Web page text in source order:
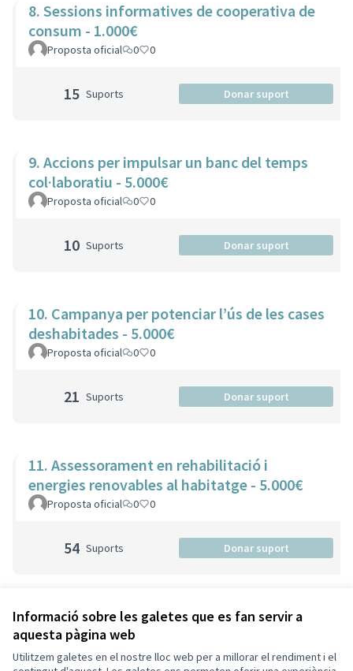
Informació sobre les galetes que es fan servir a
aquesta pàgina web
Utilitzem galetes en el nostre lloc web per a millorar el rendiment i el
8. Sessions informatives de cooperativa de
consum - 1.000€
Proposta oficial 0 0
15 Suports Donar suport
9. Accions per impulsar un banc del temps
col·laboratiu - 5.000€
Proposta oficial 0 0
10 Suports Donar suport
10. Campanya per potenciar l’ús de les cases
deshabitades - 5.000€
Proposta oficial 0 0
21 Suports Donar suport
11. Assessorament en rehabilitació i
energies renovables al habitatge - 5.000€
Proposta oficial 0 0
54 Suports Donar suport
Veure totes les propostes retirades
Termes i condicions d'ús